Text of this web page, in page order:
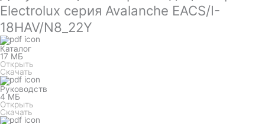
Electrolux серия Avalanche EACS/I-
18HAV/N8_22Y
Каталог
17 МБ
Открыть
Скачать
Руководств
4 МБ
Открыть
Скачать